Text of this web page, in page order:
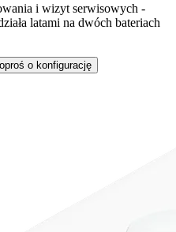
i wizyt serwisowych -
latami na dwóch bateriach
o konfigurację